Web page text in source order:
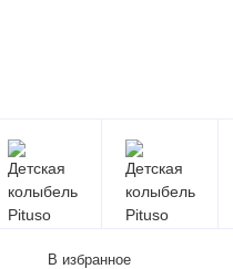
В избранное